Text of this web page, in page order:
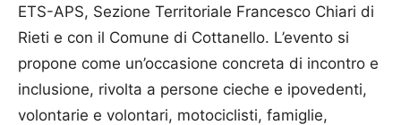
ETS-APS, Sezione Territoriale Francesco Chiari di
Rieti e con il Comune di Cottanello. L’evento si
propone come un’occasione concreta di incontro e
inclusione, rivolta a persone cieche e ipovedenti,
volontarie e volontari, motociclisti, famiglie,